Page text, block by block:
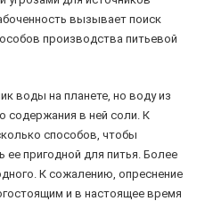
вызывает поиск
производства питьевой
воды на планете, но воду из
содержания в ней соли. К
способов, чтобы
ее пригодной для питья. Более
К сожалению, опреснение
и в настоящее время